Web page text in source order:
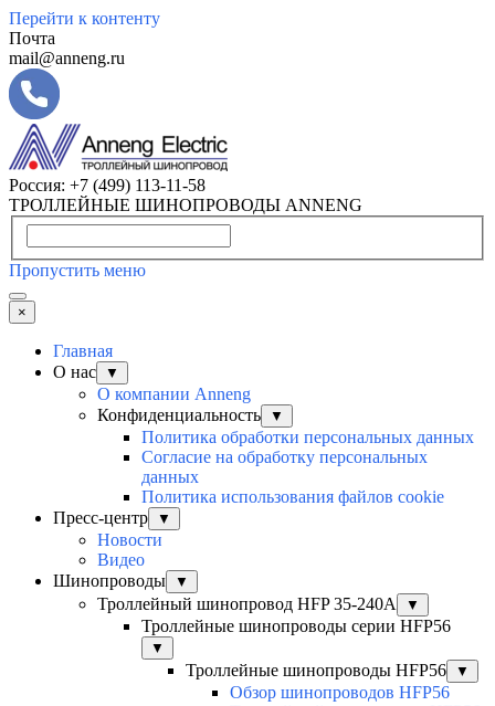
Перейти к контенту
Почта
mail@anneng.ru
Россия: +7 (499) 113-11-58
ТРОЛЛЕЙНЫЕ ШИНОПРОВОДЫ ANNENG
Пропустить меню
×
Главная
О нас
▼
О компании Anneng
Конфиденциальность
▼
Политика обработки персональных данных
Согласие на обработку персональных
данных
Политика использования файлов cookie
Пресс-центр
▼
Новости
Видео
Шинопроводы
▼
Троллейный шинопровод HFP 35-240А ▼
Троллейные шинопроводы серии HFP56
▼
Троллейные шинопроводы HFP56 ▼
Обзор шинопроводов HFP56